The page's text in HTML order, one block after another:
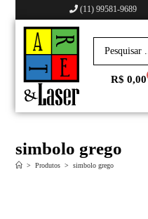
(11) 99581-9689
R$ 0,00
simbolo grego
> Produtos > simbolo grego